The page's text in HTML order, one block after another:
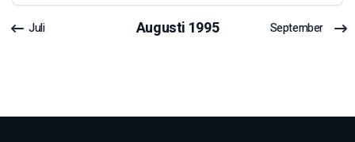
Juli Augusti 1995 September